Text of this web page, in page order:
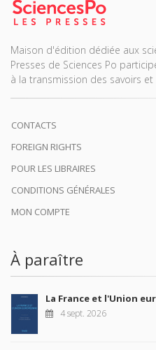
Maison d'édition dédiée aux
Presses de Sciences Po
à la transmission des savoirs
CONTACTS
FOREIGN RIGHTS
POUR LES LIBRAIRES
CONDITIONS GÉNÉRALES
MON COMPTE
À paraître
La France et l'Union
4 sept. 2026